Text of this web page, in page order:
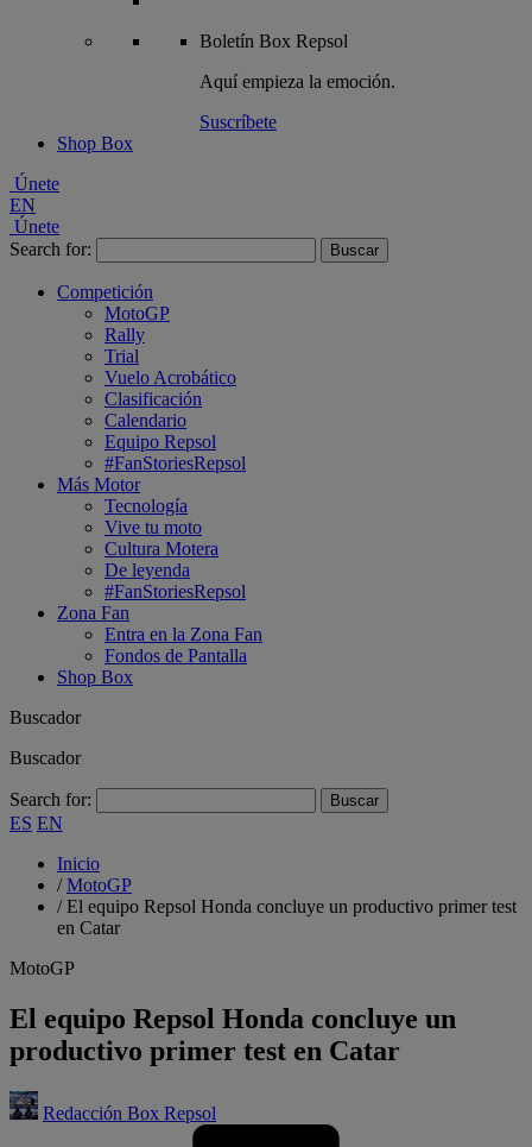
Boletín Box Repsol
Aquí empieza la emoción.
Suscríbete
Shop Box
Únete
EN
Únete
Search for:
Competición
MotoGP
Rally
Trial
Vuelo Acrobático
Clasificación
Calendario
Equipo Repsol
#FanStoriesRepsol
Más Motor
Tecnología
Vive tu moto
Cultura Motera
De leyenda
#FanStoriesRepsol
Zona Fan
Entra en la Zona Fan
Fondos de Pantalla
Shop Box
Buscador
Buscador
Search for:
ES EN
Inicio
/MotoGP
/El equipo Repsol Honda concluye un productivo primer test
en Catar
MotoGP
El equipo Repsol Honda concluye un
productivo primer test en Catar
Redacción Box Repsol